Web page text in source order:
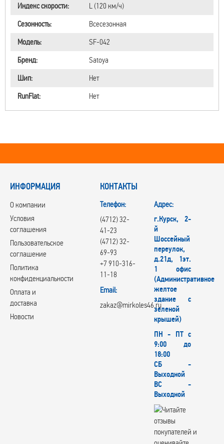
Индекс скорости:
L (120 км/ч)
Сезонность:
Всесезонная
Модель:
SF-042
Бренд:
Satoya
Шип:
Нет
RunFlat:
Нет
ИНФОРМАЦИЯ
О компании
Условия
соглашения
Пользовательское
соглашение
Политика
конфиденциальности
Оплата и
доставка
Новости
КОНТАКТЫ
Телефон:
(4712) 32-
41-23
(4712) 32-
69-93
+7 910-316-
11-18
Email:
zakaz@mirkoles46.ru
Адрес:
г.Курск, 2-
й
Шоссейный
переулок,
д.21д, 1эт.
1 офис
(Административное
желтое
здание с
зеленой
крышей)
ПН - ПТ с
9:00 до
18:00
СБ -
Выходной
ВС -
Выходной